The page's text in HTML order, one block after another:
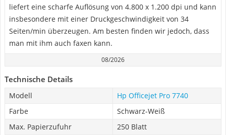
liefert eine scharfe Auflösung von 4.800 x 1.200 dpi und kann
insbesondere mit einer Druckgeschwindigkeit von 34
Seiten/min überzeugen. Am besten finden wir jedoch, dass
man mit ihm auch faxen kann.
08/2026
Technische Details
Modell
Hp Officejet Pro 7740
Farbe
Schwarz-Weiß
Max. Papierzufuhr
250 Blatt